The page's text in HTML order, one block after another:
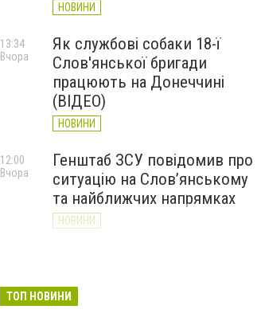
НОВИНИ
Як службові собаки 18-ї
Слов'янської бригади
працюють на Донеччині
(ВІДЕО)
НОВИНИ
13:34
Вчора
Генштаб ЗСУ повідомив про
ситуацію на Слов’янському
та найближчих напрямках
НОВИНИ
12:00
Вчора
великої війни: 7 серпня
ТОП НОВИНИ